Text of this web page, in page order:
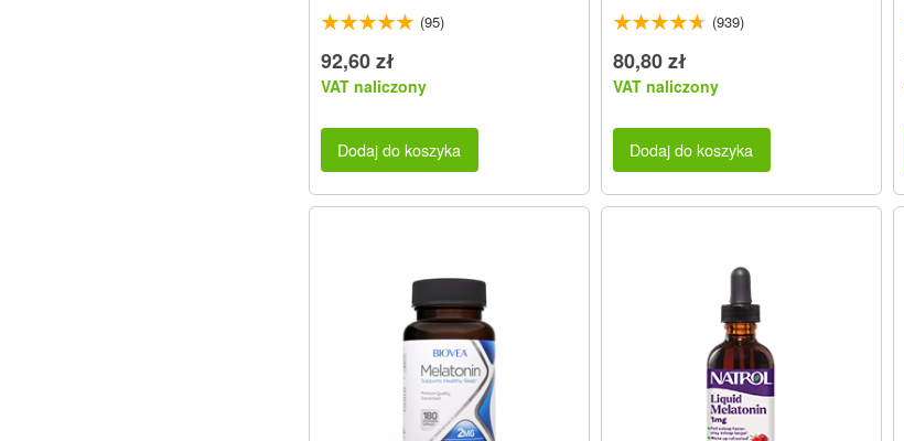
(95)
92,60 zł
VAT naliczony
Dodaj do koszyka
(939)
80,80 zł
VAT naliczony
Dodaj do koszyka